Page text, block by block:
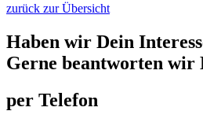
zurück zur Übersicht
Haben wir Dein
Gerne beantworten wir
per Telefon